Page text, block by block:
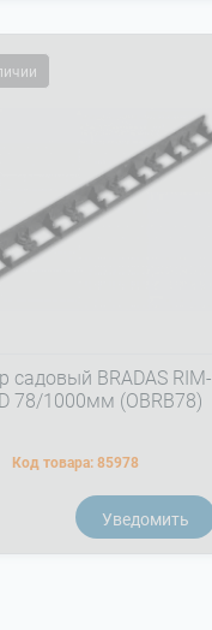
садовый BRADAS RIM-
78/1000мм (OBRB78)
Код товара:85978
Уведомить